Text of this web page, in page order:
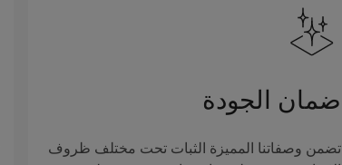
ضمان الجودة
تضمن وصفاتنا المميزة الثبات تحت مختلف ظروف